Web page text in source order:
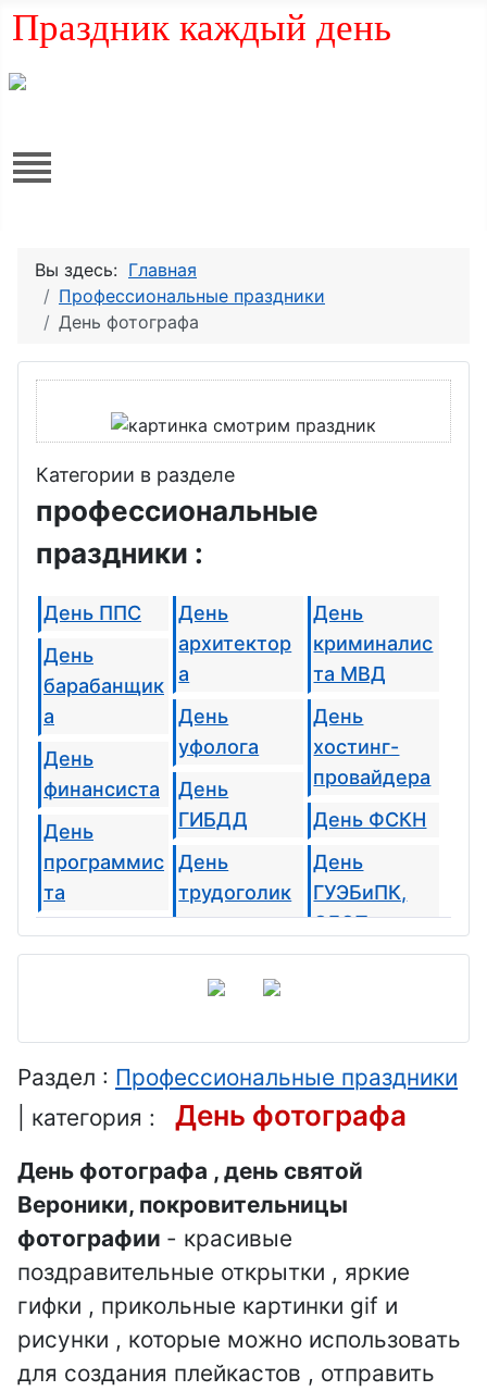
Праздник каждый день
Вы здесь: Главная
Профессиональные праздники
День фотографа
Категории в разделе
профессиональные
праздники :
День ППС
День
барабанщик
а
День
финансиста
День
программис
та
День
День
дизайнера-
парикмахер
а
День
воспитателя
День
оружейника
День
архитектор
а
День
уфолога
День
ГИБДД
День
трудоголик
а
шоколада
День
фотографа
День
тора
День
этнографа
День
юрслужбы
МВД
День
криминалис
та МВД
День
хостинг-
провайдера
День ФСКН
День
ГУЭБиПК,
ОБЭП,
ОБХСС
налоговой
полиции
День
картографи
День
писателя
Раздел : Профессиональные праздники
| категория : День фотографа
День фотографа , день святой
Вероники, покровительницы
фотографии - красивые
поздравительные открытки , яркие
гифки , прикольные картинки gif и
рисунки , которые можно использовать
для создания плейкастов , отправить